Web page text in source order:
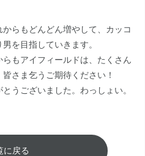
らもどんどん増やして、カッコ
を目指していきます。
もアイフィールドは、たくさん
さま乞うご期待ください！
うございました。わっしょい。
に戻る